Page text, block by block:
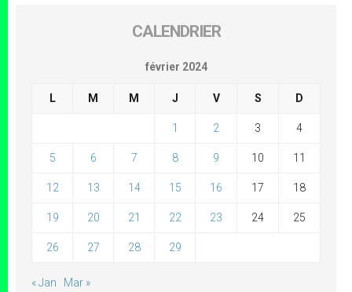
CALENDRIER
février 2024
L M M J V S D
1 2 3 4
5 6 7 8 9 10 11
12 13 14 15 16 17 18
19 20 21 22 23 24 25
26 27 28 29
« Jan Mar »